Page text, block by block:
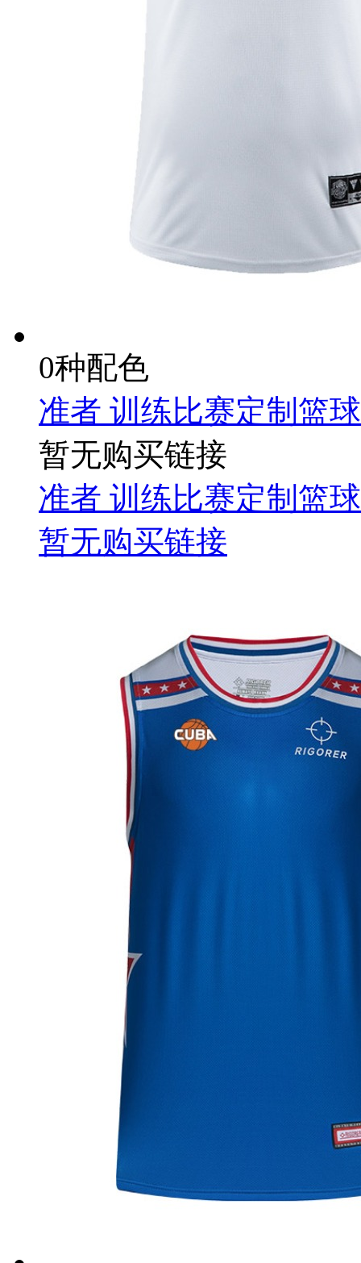
0种配色
准者 训练比赛定制篮
暂无购买链接
准者 训练比赛定制篮
暂无购买链接